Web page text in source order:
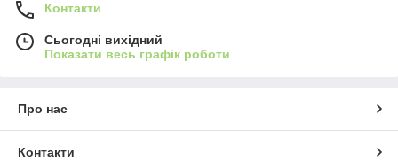
Контакти
Сьогодні вихідний
Показати весь графік роботи
Про нас
Контакти